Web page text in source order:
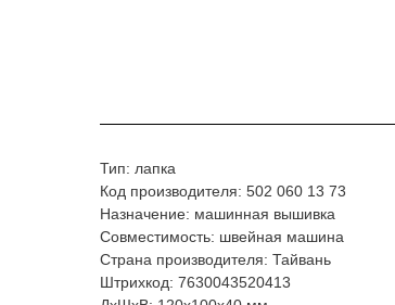
Тип: лапка
Код производителя: 502 060 13 73
Назначение: машинная вышивка
Совместимость: швейная машина
Страна производителя: Тайвань
Штрихкод: 7630043520413